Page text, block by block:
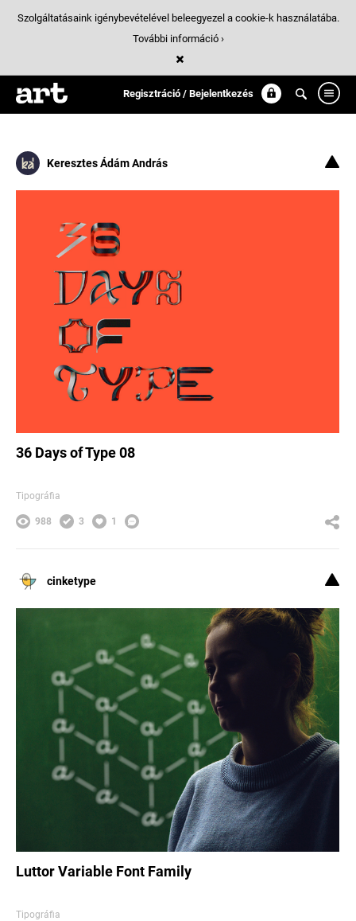
Regisztráció / Bejelentkezés
Találatok/ 6:
type_design
Keresztes Ádám András
36 Days of Type 08
Tipográfia
988 3 1
cinketype
Luttor Variable Font Family
Tipográfia
Szolgáltatásaink igénybevételével beleegyezel a cookie-k használatába.
További információ ›